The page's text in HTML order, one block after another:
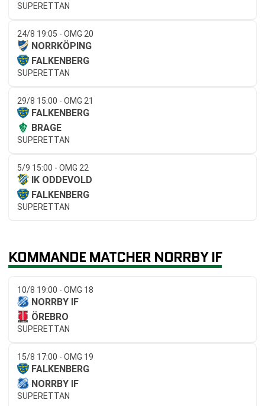
SUPERETTAN
24/8 19:05 - OMG 20
NORRKÖPING
FALKENBERG
SUPERETTAN
29/8 15:00 - OMG 21
FALKENBERG
BRAGE
SUPERETTAN
5/9 15:00 - OMG 22
IK ODDEVOLD
FALKENBERG
SUPERETTAN
KOMMANDE MATCHER NORRBY IF
10/8 19:00 - OMG 18
NORRBY IF
ÖREBRO
SUPERETTAN
15/8 17:00 - OMG 19
FALKENBERG
NORRBY IF
SUPERETTAN